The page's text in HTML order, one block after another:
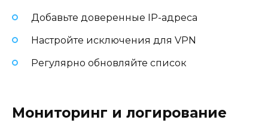
Добавьте доверенные IP-адреса
Настройте исключения для VPN
Регулярно обновляйте список
Мониторинг и логирование